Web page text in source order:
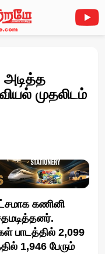
முதலிடம்
கணினி
பாடத்தில் 2,099
1,946 பேரும்